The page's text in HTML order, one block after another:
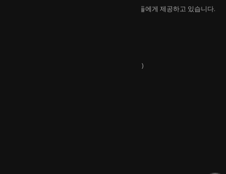
회적응훈련 등 다양한 프로그램을 개발해 이용인들에게 제공하고 있습니다.
강원특별자치도 춘천시 외솔길 17(석사동)